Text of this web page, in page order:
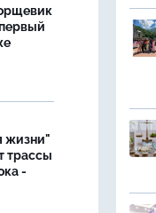
жизни"
трассы
-